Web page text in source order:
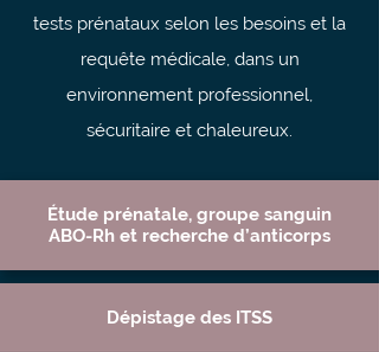
tests prénataux selon les besoins et la
requête médicale, dans un
environnement professionnel,
sécuritaire et chaleureux.
Étude prénatale, groupe sanguin
ABO-Rh et recherche d’anticorps
Dépistage des ITSS